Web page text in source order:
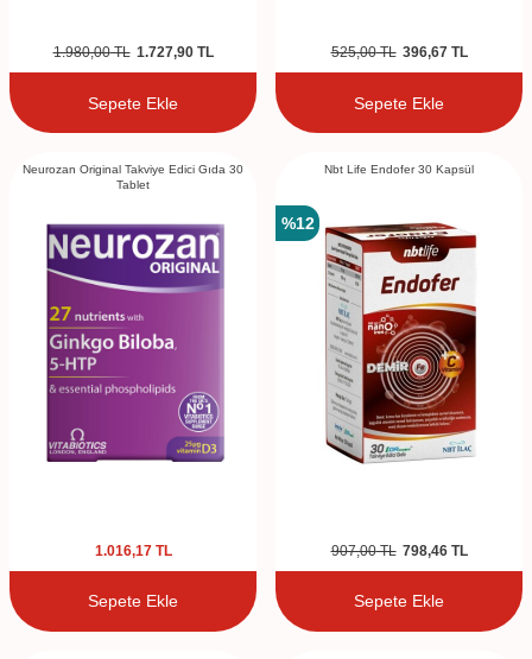
1.980,00TL 1.727,90TL
Sepete Ekle
525,00TL 396,67TL
Sepete Ekle
Neurozan Original Takviye Edici Gıda 30
Tablet
1.016,17TL
Sepete Ekle
Nbt Life Endofer 30 Kapsül
%12
907,00TL 798,46TL
Sepete Ekle